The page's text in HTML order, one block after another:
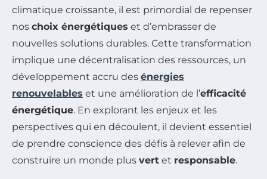
climatique croissante, il est primordial de repenser
nos choix énergétiques et d’embrasser de
nouvelles solutions durables. Cette transformation
implique une décentralisation des ressources, un
développement accru des énergies
renouvelables et une amélioration de l’efficacité
énergétique. En explorant les enjeux et les
perspectives qui en découlent, il devient essentiel
de prendre conscience des défis à relever afin de
construire un monde plus vert et responsable.